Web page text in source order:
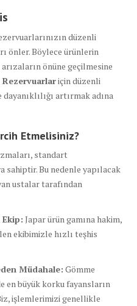
düzenli
önler. Böylece ürünlerin
önüne geçilmesine
Rezervuarlariçin düzenli
artırmak adına
Etmelisiniz?
standart
sahiptir. Bu nedenle yapılacak
ustalar tarafından
Japar ürün gamına hakim,
ekibimizle hızlı teşhis
Müdahale: Gömme
en büyük korku fayansların
işlemlerimizi genellikle